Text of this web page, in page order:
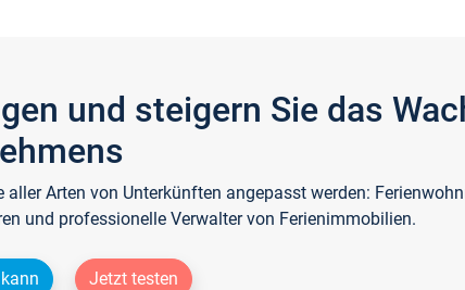
und steigern Sie das
Arten von Unterkünften angepasst werden:
und professionelle Verwalter von Ferienimmobilien.
Jetzt testen